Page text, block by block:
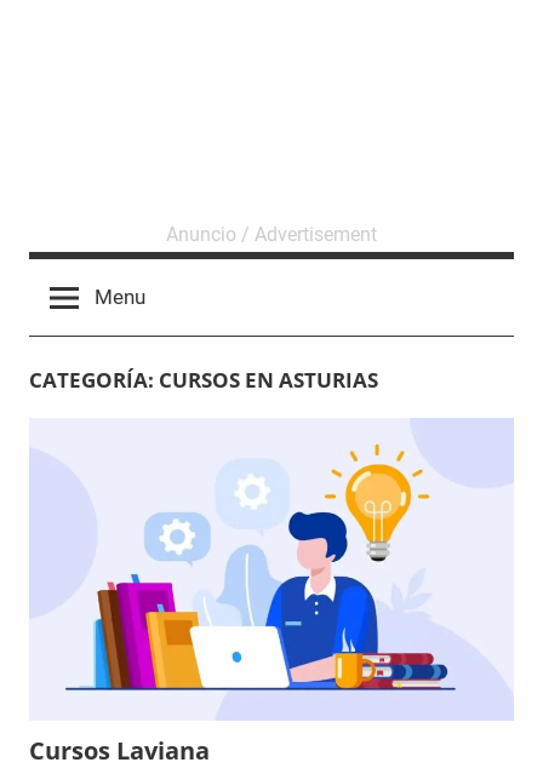
Menu
CATEGORÍA: CURSOS EN ASTURIAS
Cursos Laviana